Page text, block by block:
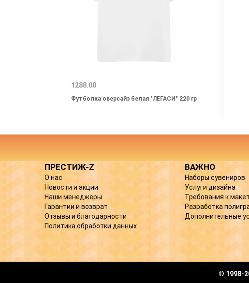
1288.00
Футболка оверсайз белая "ЛЕГАСИ" 220 гр
ПРЕСТИЖ-Z
О нас
Новости и акции
Наши менеджеры
Гарантии и возврат
Отзывы и благодарности
Политика обработки данных
ВАЖНО
Наборы сувениров
Услуги дизайна
Требования к
Разработка
Дополнительные
© 1998-